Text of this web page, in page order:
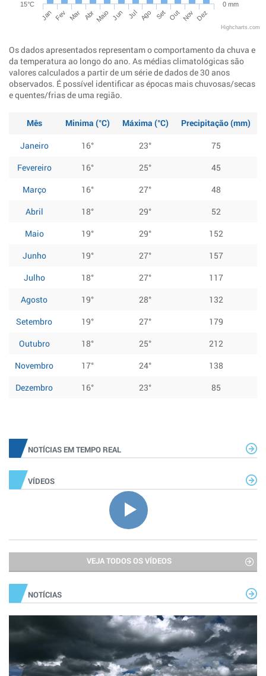
Jan Fev Mar Abr Maio Jun Jul Ago Set Out Nov Dez
15°C 0 mm
Highcharts.com
Os dados apresentados representam o comportamento da chuva e
da temperatura ao longo do ano. As médias climatológicas são
valores calculados a partir de um série de dados de 30 anos
observados. É possível identificar as épocas mais chuvosas/secas
e quentes/frias de uma região.
Mês Minima (°C) Máxima (°C)
Precipitação (mm)
Janeiro
16° 23°
75
Fevereiro
16° 25°
45
Março
16° 27°
48
Abril
18° 29°
52
Maio
19° 29°
152
Junho
19° 27°
157
Julho
18° 27°
117
Agosto
19° 28°
132
Setembro
19° 27°
179
Outubro
18° 25°
212
Novembro
17° 24°
138
Dezembro
16° 23° 85
NOTÍCIAS EM TEMPO REAL
VÍDEOS
VEJA TODOS OS VÍDEOS
NOTÍCIAS